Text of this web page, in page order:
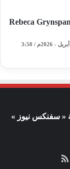
Rebeca
الأربعاء - 5 ذو القعدة - 1447هـ / 22 أبريل - 2026م / 3:50
« سفنكس نيوز »